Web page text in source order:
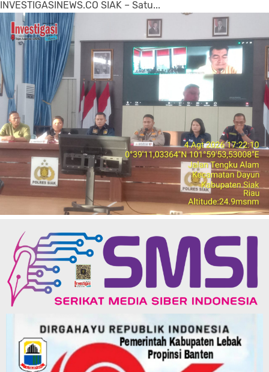
INVESTIGASINEWS.CO SIAK – Satu...